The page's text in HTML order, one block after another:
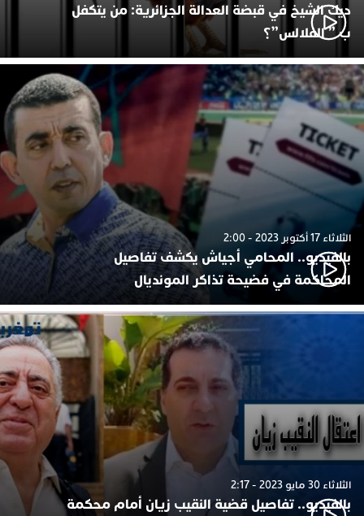
ديك الشيخ في قبضة العدالة الجزائرية: من يتكفل
ب ” الفلالس”؟
الثلاثاء 17 أكتوبر 2023 - 2:00
بالفيديو.. المحامي أجياش يكشف تفاصيل
المحاكمة في فضيحة تذاكر المونديال
الثلاثاء 30 مايو 2023 - 2:17
بالفيديو.. تفاصيل قضية النقيب زيان أمام محكمة